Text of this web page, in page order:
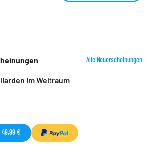
Alle Neuerscheinungen
im Weltraum
49,99 €